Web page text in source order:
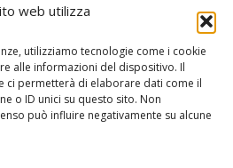
web utilizza
utilizziamo tecnologie come i cookie
alle informazioni del dispositivo. Il
ci permetterà di elaborare dati come il
o ID unici su questo sito. Non
può influire negativamente su alcune
2023
pratico sugli atti relativi
e riallineamento della
docente e ATA a
di Paola Conti